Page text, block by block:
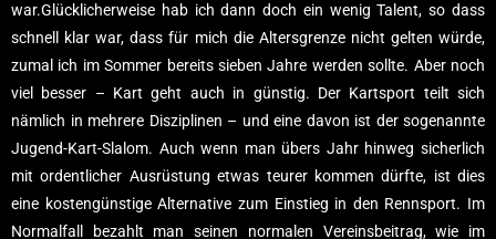
war.Glücklicherweise hab ich dann doch ein wenig Talent, so dass
schnell klar war, dass für mich die Altersgrenze nicht gelten würde,
zumal ich im Sommer bereits sieben Jahre werden sollte. Aber noch
viel besser – Kart geht auch in günstig. Der Kartsport teilt sich
nämlich in mehrere Disziplinen – und eine davon ist der sogenannte
Jugend-Kart-Slalom. Auch wenn man übers Jahr hinweg sicherlich
mit ordentlicher Ausrüstung etwas teurer kommen dürfte, ist dies
eine kostengünstige Alternative zum Einstieg in den Rennsport. Im
Normalfall bezahlt man seinen normalen Vereinsbeitrag, wie im